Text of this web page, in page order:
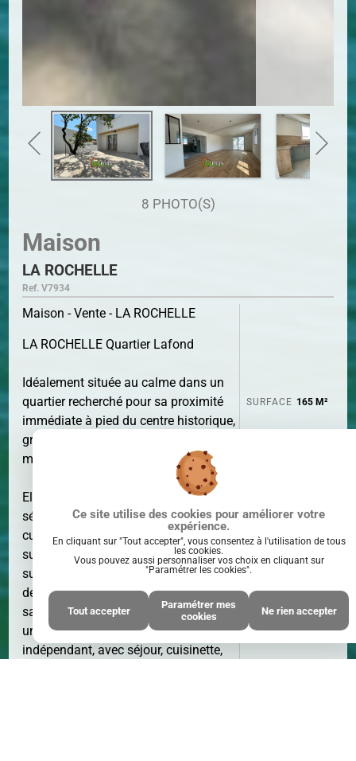
8 PHOTO(S)
Maison
LA ROCHELLE
Ref. V7934
Maison - Vente - LA ROCHELLE
LA ROCHELLE Quartier Lafond
Idéalement située au calme dans un
quartier recherché pour sa proximité
immédiate à pied du centre historique,
grande maison familiale non
mitoyenne et entièrement rénovée.
Elle comprend au RdC : une entrée, un
séjour de 52 m² exposé Sud/Est avec
cuisine attenante équipée et ouvrant
sur une terrasse ombragée, wc et une
suite parentale ; à l'étage :
dégagement placard, 3 chambres,
salle d'eau avec wc; en 1/2 sous-sol :
un appartement de 42 m²
indépendant, avec séjour, cuisinette,
SURFACE 165 M²
Ce site utilise des cookies pour améliorer votre
expérience.
En cliquant sur "Tout accepter", vous consentez à l'utilisation de tous
les cookies.
Vous pouvez aussi personnaliser vos choix en cliquant sur
"Paramétrer les cookies".
Tout accepter
Paramétrer mes
cookies
Ne rien accepter